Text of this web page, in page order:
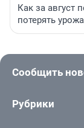
Как за август
потерять
Сообщить
Рубрики